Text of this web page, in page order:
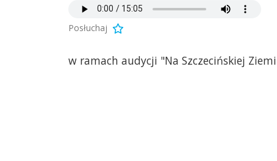
Posłuchaj
w ramach audycji "Na Szczecińskiej